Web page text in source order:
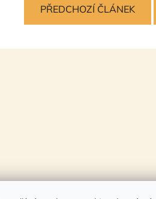
PŘEDCHOZÍ ČLÁNEK